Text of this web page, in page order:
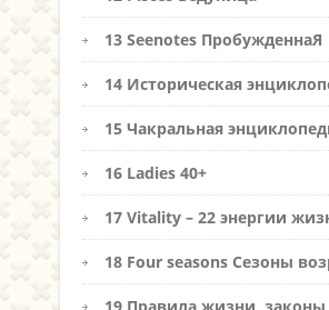
13 Seenotes ПробужденнаЯ
14 Историческая
15 Чакральная
16 Ladies 40+
17 Vitality – 22 энергии
18 Four seasons Сезоны